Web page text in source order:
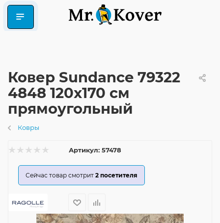
Ковер Sundance 79322
4848 120x170 см
прямоугольный
Ковры
Артикул: 57478
Сейчас товар смотрит 2 посетителя